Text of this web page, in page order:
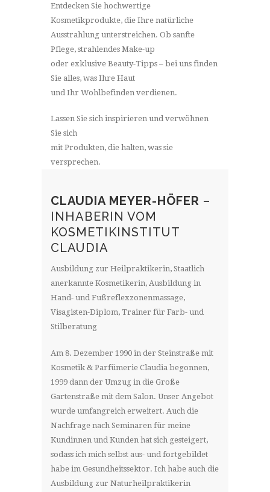
Entdecken Sie hochwertige
Kosmetikprodukte, die Ihre natürliche
Ausstrahlung unterstreichen. Ob sanfte
Pflege, strahlendes Make-up
oder exklusive Beauty-Tipps – bei uns finden
Sie alles, was Ihre Haut
und Ihr Wohlbefinden verdienen.
Lassen Sie sich inspirieren und verwöhnen
Sie sich
mit Produkten, die halten, was sie
versprechen.
CLAUDIA MEYER-HÖFER –
INHABERIN VOM
KOSMETIKINSTITUT
CLAUDIA
Ausbildung zur Heilpraktikerin, Staatlich
anerkannte Kosmetikerin, Ausbildung in
Hand- und Fußreflexzonenmassage,
Visagisten-Diplom, Trainer für Farb- und
Stilberatung
Am 8. Dezember 1990 in der Steinstraße mit
Kosmetik & Parfümerie Claudia begonnen,
1999 dann der Umzug in die Große
Gartenstraße mit dem Salon. Unser Angebot
wurde umfangreich erweitert. Auch die
Nachfrage nach Seminaren für meine
Kundinnen und Kunden hat sich gesteigert,
sodass ich mich selbst aus- und fortgebildet
habe im Gesundheitssektor. Ich habe auch die
Ausbildung zur Naturheilpraktikerin